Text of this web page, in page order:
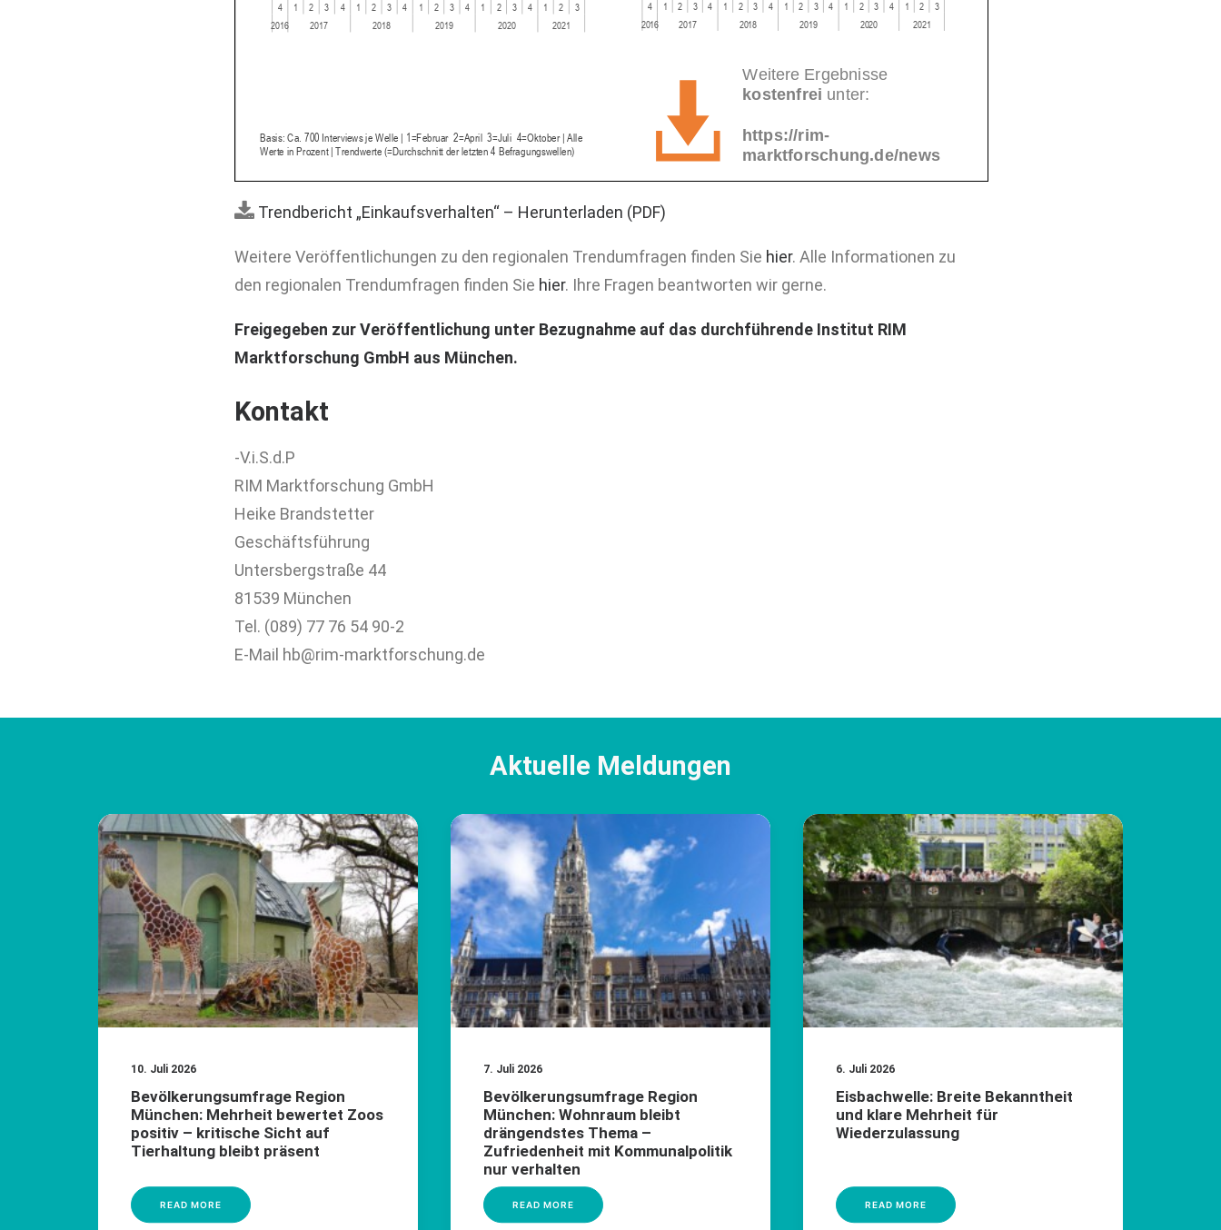
Trendbericht „Einkaufsverhalten“ – Herunterladen (PDF)
Weitere Veröffentlichungen zu den regionalen Trendumfragen finden Sie hier. Alle Informationen zu
den regionalen Trendumfragen finden Sie hier. Ihre Fragen beantworten wir gerne.
Freigegeben zur Veröffentlichung unter Bezugnahme auf das durchführende Institut RIM
Marktforschung GmbH aus München.
Kontakt
-V.i.S.d.P
RIM Marktforschung GmbH
Heike Brandstetter
Geschäftsführung
Untersbergstraße 44
81539 München
Tel. (089) 77 76 54 90-2
E-Mail hb@rim-marktforschung.de
Aktuelle Meldungen
10. Juli 2026
Bevölkerungsumfrage Region
München: Mehrheit bewertet Zoos
positiv – kritische Sicht auf
Tierhaltung bleibt präsent
READ MORE
7. Juli 2026
Bevölkerungsumfrage Region
München: Wohnraum bleibt
drängendstes Thema –
Zufriedenheit mit Kommunalpolitik
nur verhalten
READ MORE
6. Juli 2026
Eisbachwelle: Breite Bekanntheit
und klare Mehrheit für
Wiederzulassung
READ MORE